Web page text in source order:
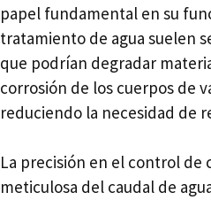
papel fundamental en su
tratamiento de agua suelen
que podrían degradar
corrosión de los cuerpos de
reduciendo la necesidad de
La precisión en el control de
meticulosa del caudal de